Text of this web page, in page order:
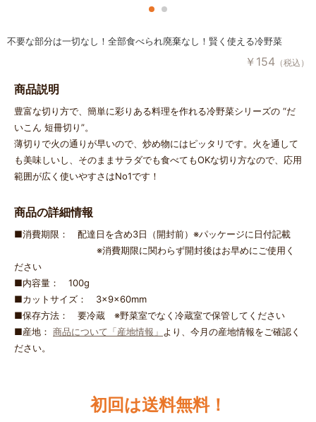
不要な部分は一切なし！全部食べられ廃棄なし！賢く使える冷野菜
￥ 154 （税込）
商品説明
豊富な切り方で、簡単に彩りある料理を作れる冷野菜シリーズの “だ
いこん 短冊切り”。
薄切りで火の通りが早いので、炒め物にはピッタリです。火を通して
も美味しいし、そのままサラダでも食べてもOKな切り方なので、応用
範囲が広く使いやすさはNo1です！
商品の詳細情報
■消費期限： 配達日を含め3日（開封前）※パッケージに日付記載
※消費期限に関わらず開封後はお早めにご使用く
ださい
■内容量： 100g
■カットサイズ： 3×9×60mm
■保存方法： 要冷蔵 ※野菜室でなく冷蔵室で保管してください
■産地： 商品について「産地情報」 より、今月の産地情報をご確認く
ださい。
初回は送料無料！